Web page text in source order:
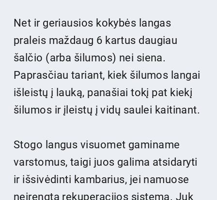
Net ir geriausios kokybės langas
praleis maždaug 6 kartus daugiau
šalčio (arba šilumos) nei siena.
Paprasčiau tariant, kiek šilumos langai
išleistų į lauką, panašiai tokį pat kiekį
šilumos ir įleistų į vidų saulei kaitinant.
Stogo langus visuomet gaminame
varstomus, taigi juos galima atsidaryti
ir išsivėdinti kambarius, jei namuose
neįrengta rekuperacijos sistema. Juk